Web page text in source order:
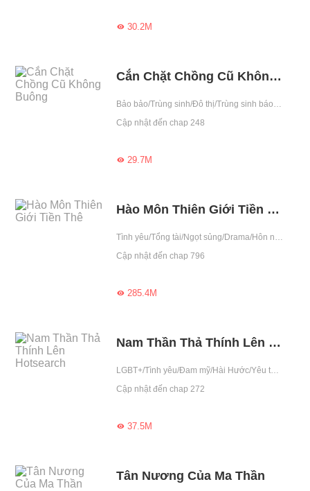
30.2M
Cắn Chặt Chồng Cũ Không Buông
Bảo bảo/Trùng sinh/Đô thị/Trùng sinh báo thù
Cập nhật đến chap 248
29.7M
Hào Môn Thiên Giới Tiền Thê
Tình yêu/Tổng tài/Ngọt sủng/Drama/Hôn nhân hợp đồng/Bá đạo/Gương vỡ lại lành/Ngạo mạn
Cập nhật đến chap 796
285.4M
Nam Thần Thả Thính Lên Hotsearch
LGBT+/Tình yêu/Đam mỹ/Hài Hước/Yêu thầm/Giới giải trí/Sống chung/Chiếm hữu cao/Nham hiểm/Đã Full
Cập nhật đến chap 272
37.5M
Tân Nương Của Ma Thần